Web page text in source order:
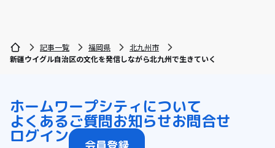
記事一覧 福岡県
北九州市
新疆ウイグル自治区の文化を発信しながら北九州で生きていく
ホームワープシティについて
よくあるご質問お知らせお問合せ
ログイン